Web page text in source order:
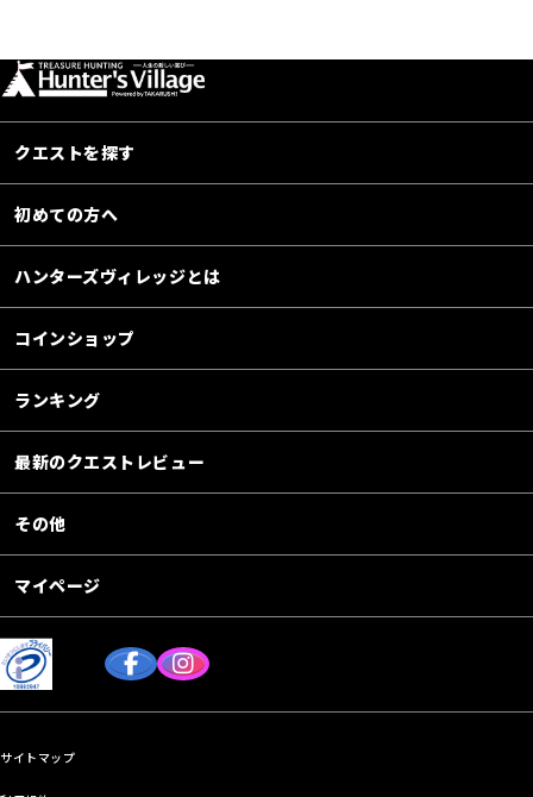
クエストを探す
初めての方へ
ハンターズヴィレッジとは
コインショップ
ランキング
最新のクエストレビュー
その他
マイページ
サイトマップ